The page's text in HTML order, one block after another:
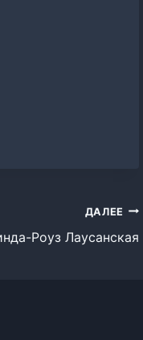
ДАЛЕЕ
Роуз Лаусанская